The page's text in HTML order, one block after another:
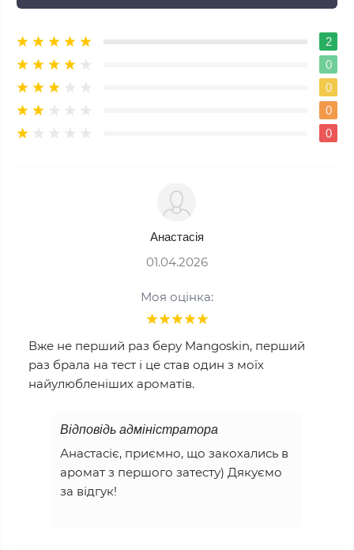
2
0
0
0
0
Анастасія
01.04.2026
Моя оцінка:
Вже не перший раз беру Mangoskin, перший
раз брала на тест і це став один з моїх
найулюбленіших ароматів.
Відповідь адміністратора
Анастасіє, приємно, що закохались в
аромат з першого затесту) Дякуємо
за відгук!